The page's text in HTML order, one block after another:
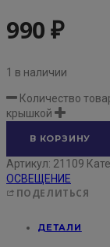
990₽
1 в наличии
Количество
крышкой
В КОРЗИНУ
Артикул: 21109
ОСВЕЩЕНИЕ
ПОДЕЛИТЬСЯ
ДЕТАЛИ